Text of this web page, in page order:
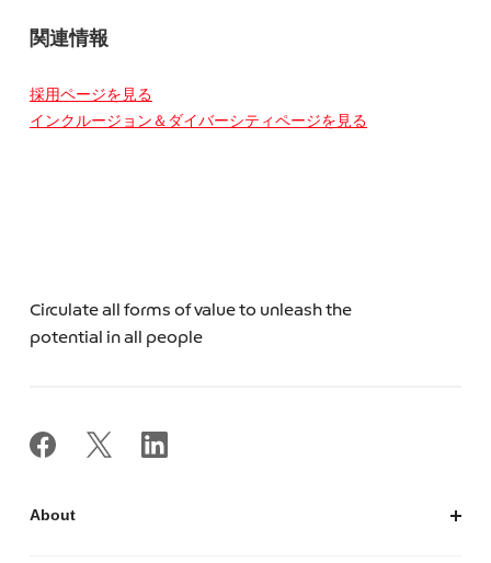
関連情報
採用ページを見る
インクルージョン＆ダイバーシティページを見る
Circulate all forms of value to unleash the
potential in all people
About